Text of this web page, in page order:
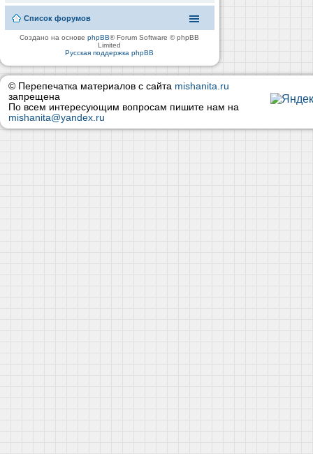
Список форумов
Создано на основеphpBB® Forum Software © phpBB
Limited
Русская поддержка phpBB
© Перепечатка материалов с сайта mishanita.ru
запрещена
По всем интересующим вопросам пишите нам на
mishanita@yandex.ru